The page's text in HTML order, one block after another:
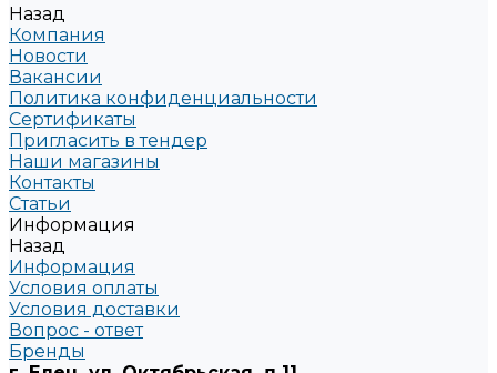
Назад
Компания
Новости
Вакансии
Политика конфиденциальности
Сертификаты
Пригласить в тендер
Наши магазины
Контакты
Статьи
Информация
Назад
Информация
Условия оплаты
Условия доставки
Вопрос - ответ
Бренды